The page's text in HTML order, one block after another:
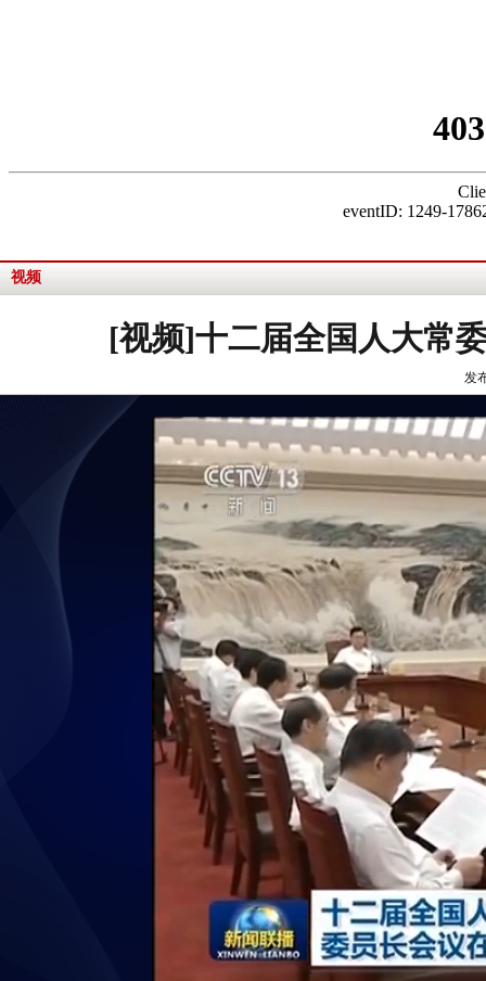
视频
[视频]十二届全国人大常
发